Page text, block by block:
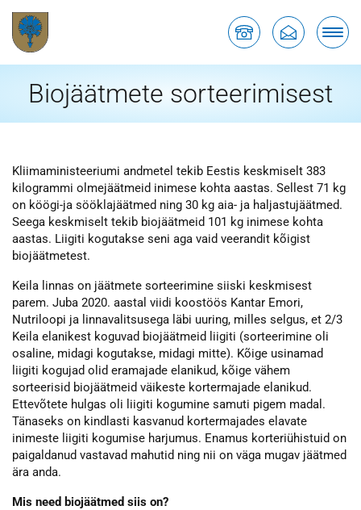
Biojäätmete sorteerimisest
Kliimaministeeriumi andmetel tekib Eestis keskmiselt 383
kilogrammi olmejäätmeid inimese kohta aastas. Sellest 71 kg
on köögi-ja sööklajäätmed ning 30 kg aia- ja haljastujäätmed.
Seega keskmiselt tekib biojäätmeid 101 kg inimese kohta
aastas. Liigiti kogutakse seni aga vaid veerandit kõigist
biojäätmetest.
Keila linnas on jäätmete sorteerimine siiski keskmisest
parem. Juba 2020. aastal viidi koostöös Kantar Emori,
Nutriloopi ja linnavalitsusega läbi uuring, milles selgus, et 2/3
Keila elanikest koguvad biojäätmeid liigiti (sorteerimine oli
osaline, midagi kogutakse, midagi mitte). Kõige usinamad
liigiti kogujad olid eramajade elanikud, kõige vähem
sorteerisid biojäätmeid väikeste kortermajade elanikud.
Ettevõtete hulgas oli liigiti kogumine samuti pigem madal.
Tänaseks on kindlasti kasvanud kortermajades elavate
inimeste liigiti kogumise harjumus. Enamus korteriühistuid on
paigaldanud vastavad mahutid ning nii on väga mugav jäätmed
ära anda.
Mis need biojäätmed siis on?